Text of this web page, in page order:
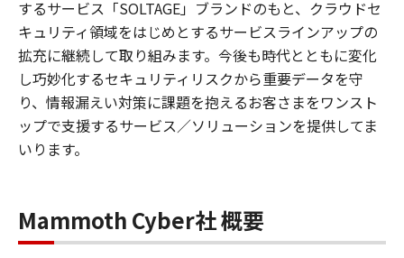
するサービス「SOLTAGE」ブランドのもと、クラウドセ
キュリティ領域をはじめとするサービスラインアップの
拡充に継続して取り組みます。今後も時代とともに変化
し巧妙化するセキュリティリスクから重要データを守
り、情報漏えい対策に課題を抱えるお客さまをワンスト
ップで支援するサービス／ソリューションを提供してま
いります。
Mammoth Cyber社 概要